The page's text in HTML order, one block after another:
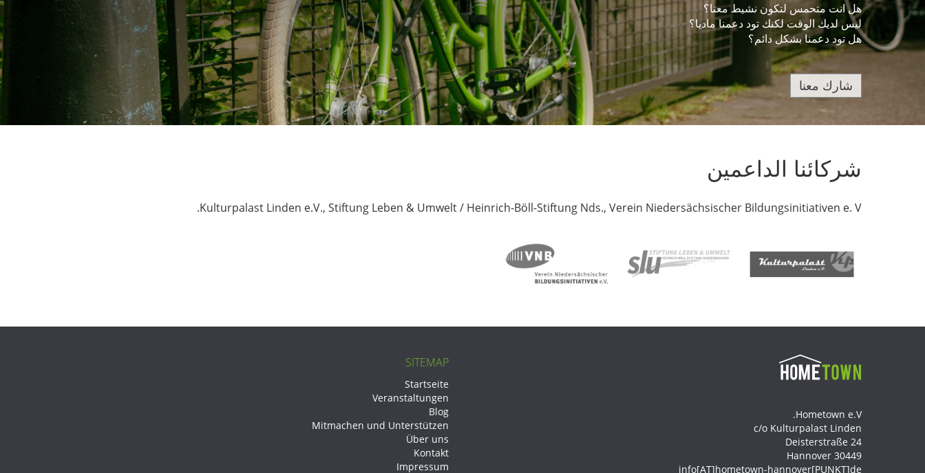
هل انت متحمس لتكون نشيط معنا؟
ليس لديك الوقت لكنك تود دعمنا ماديا؟
هل تود دعمنا بشكل دائم؟
شارك معنا
شركائنا الداعمين
Kulturpalast Linden e.V., Stiftung Leben & Umwelt / Heinrich-Böll-Stiftung Nds., Verein Niedersächsischer Bildungsinitiativen e. V.
SITEMAP
Startseite
Veranstaltungen
Blog
Mitmachen und Unterstützen
Über uns
Kontakt
Impressum
Hometown e.V.
c/o Kulturpalast Linden
Deisterstraße 24
30449
Hannover
info[AT]hometown-hannover[PUNKT]de